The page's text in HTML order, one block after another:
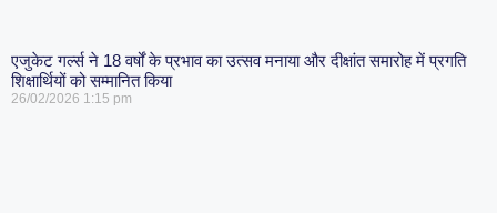
एजुकेट गर्ल्स ने 18 वर्षों के प्रभाव का उत्सव मनाया और दीक्षांत समारोह में प्रगति
शिक्षार्थियों को सम्मानित किया
26/02/2026 1:15 pm